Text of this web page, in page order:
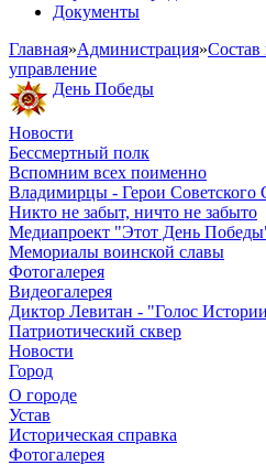
Документы
Главная»Администрация»Состав
управление
День Победы
Новости
Бессмертный полк
Вспомним всех поименно
Владимирцы - Герои Советского
Никто не забыт, ничто не забыто
Медиапроект "Этот День
Мемориалы воинской славы
Фотогалерея
Видеогалерея
Диктор Левитан - "Голос
Патриотический сквер
Новости
Город
О городе
Устав
Историческая справка
Фотогалерея